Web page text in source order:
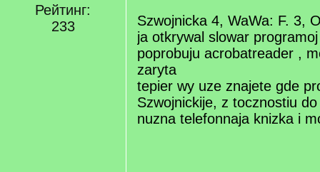
Рейтинг:
233
Szwojnicka 4, WaWa: F. 3,
ja otkrywal slowar
poprobuju acrobatreader ,
zaryta
tepier wy uze znajete gde
Szwojnickije, z tocznostiu
nuzna telefonnaja knizka i